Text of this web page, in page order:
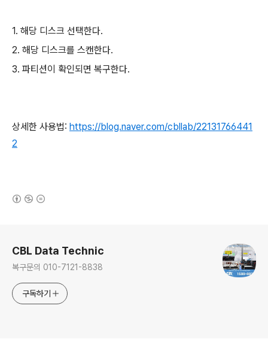
1. 해당 디스크 선택한다.
2. 해당 디스크를 스캔한다.
3. 파티션이 확인되면 복구한다.
상세한 사용법: https://blog.naver.com/cbllab/22131766441
2
CBL Data Technic
복구문의 010-7121-8838
구독하기